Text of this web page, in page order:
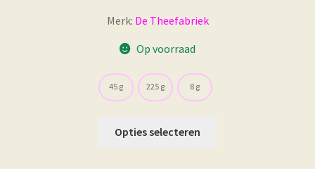
tot
€ 54,35
Merk: De Theefabriek
Op voorraad
45 g 225 g 8 g
Opties selecteren